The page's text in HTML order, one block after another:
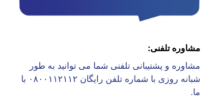
مشاوره تلفنی:
مشاوره و پشتیبانی تلفنی شما می توانید به طور
شبانه روزی با شماره تلفن رایگان ۰۸۰۰۱۱۲۱۱۲ با
ما.